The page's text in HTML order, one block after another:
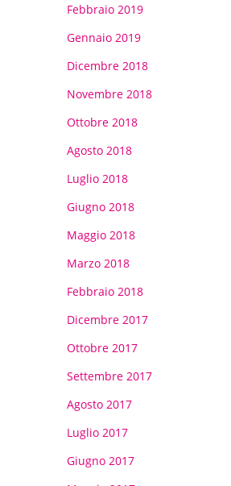
Febbraio 2019
Gennaio 2019
Dicembre 2018
Novembre 2018
Ottobre 2018
Agosto 2018
Luglio 2018
Giugno 2018
Maggio 2018
Marzo 2018
Febbraio 2018
Dicembre 2017
Ottobre 2017
Settembre 2017
Agosto 2017
Luglio 2017
Giugno 2017